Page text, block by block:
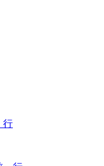
行